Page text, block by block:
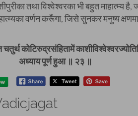
तथा विश्वेश्वरका भी बहुत माहात्म्य है,
वर्णन करूँगा, जिसे सुनकर मनुष्य
कोटिरुद्रसंहितामें
अध्याय पूर्ण हुआ ॥ २३ ॥